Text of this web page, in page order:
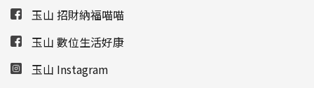
玉山 招財納福喵喵
玉山 數位生活好康
玉山 Instagram